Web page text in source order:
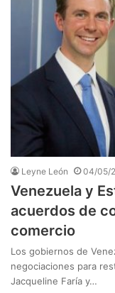
Leyne León 04/05/
Venezuela y
acuerdos de
comercio
Los gobiernos de
negociaciones para
Jacqueline Faría y…